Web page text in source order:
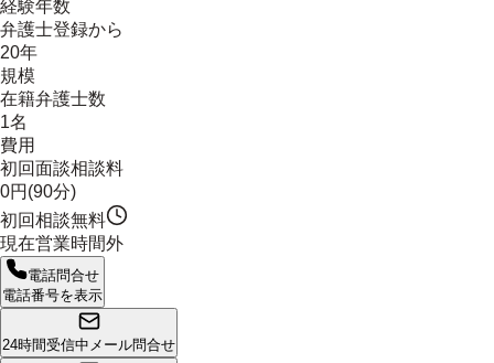
経験年数
弁護士登録から
20年
規模
在籍弁護士数
1名
費用
初回面談相談料
0円(90分)
初回相談無料
現在営業時間外
電話問合せ
電話番号を表示
24時間受信中 メール問合せ